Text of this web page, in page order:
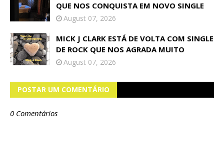
QUE NOS CONQUISTA EM NOVO SINGLE
August 07, 2026
MICK J CLARK ESTÁ DE VOLTA COM SINGLE
DE ROCK QUE NOS AGRADA MUITO
August 07, 2026
POSTAR UM COMENTÁRIO
0 Comentários